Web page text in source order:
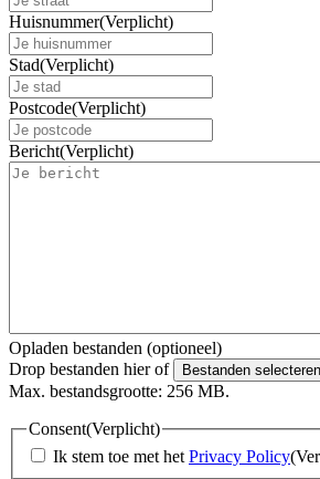
Huisnummer(Verplicht)
Stad(Verplicht)
Postcode(Verplicht)
Bericht(Verplicht)
Opladen bestanden (optioneel)
Drop bestanden hier of
Bestanden selecteren
Max. bestandsgrootte: 256 MB.
Consent(Verplicht)
Ik stem toe met het Privacy Policy